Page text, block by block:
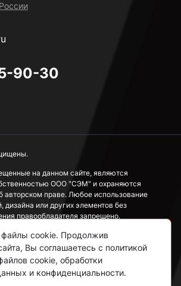
90-30
на данном сайте, являются
ООО "СЭМ" и охраняются
авторском праве. Любое использование
дизайна или других элементов без
правообладателя запрещено.
на сайте, носит исключительно
и не может рассматриваться как
со ст. 437 ГК РФ.
cookie. Продолжив
Вы соглашаетесь с политикой
cookie, обработки
и конфиденциальности.